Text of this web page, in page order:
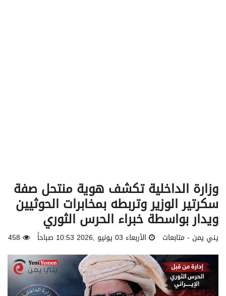
وزارة الداخلية تكشف هوية منتحل صفة
سكرتير الوزير وتربطه بمخابرات الحوثيين
ويدار بواسطة خبراء الحرس الثوري
يني يمن - متابعات الأربعاء 03 يونيو ,2026 10:53 صباحاً 458